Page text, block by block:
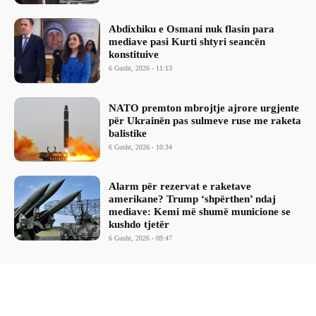
Abdixhiku e Osmani nuk flasin para
mediave pasi Kurti shtyri seancën
konstituive
6 Gusht, 2026 - 11:13
NATO premton mbrojtje ajrore urgjente
për Ukrainën pas sulmeve ruse me raketa
balistike
6 Gusht, 2026 - 10:34
Alarm për rezervat e raketave
amerikane? Trump ‘shpërthen’ ndaj
mediave: Kemi më shumë municione se
kushdo tjetër
6 Gusht, 2026 - 09:47